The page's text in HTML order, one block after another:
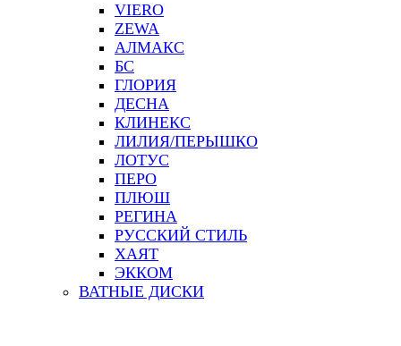
VIERO
ZEWA
АЛМАКС
БС
ГЛОРИЯ
ДЕСНА
КЛИНЕКС
ЛИЛИЯ/ПЕРЫШКО
ЛОТУС
ПЕРО
ПЛЮШ
РЕГИНА
РУССКИЙ СТИЛЬ
ХАЯТ
ЭККОМ
ВАТНЫЕ ДИСКИ